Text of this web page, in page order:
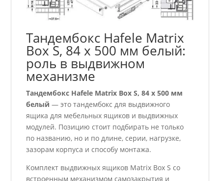
Тандембокс Hafele Matrix
Box S, 84 х 500 мм белый:
роль в выдвижном
механизме
Тандембокс Hafele Matrix Box S, 84 х 500 мм
белый — это тандембокс для выдвижного
ящика для мебельных ящиков и выдвижных
модулей. Позицию стоит подбирать не только
по названию, но и по длине, серии, нагрузке,
зазорам корпуса и способу монтажа.
Комплект выдвижных ящиков Matrix Box S со
встроенным механизмом самозакрытия и